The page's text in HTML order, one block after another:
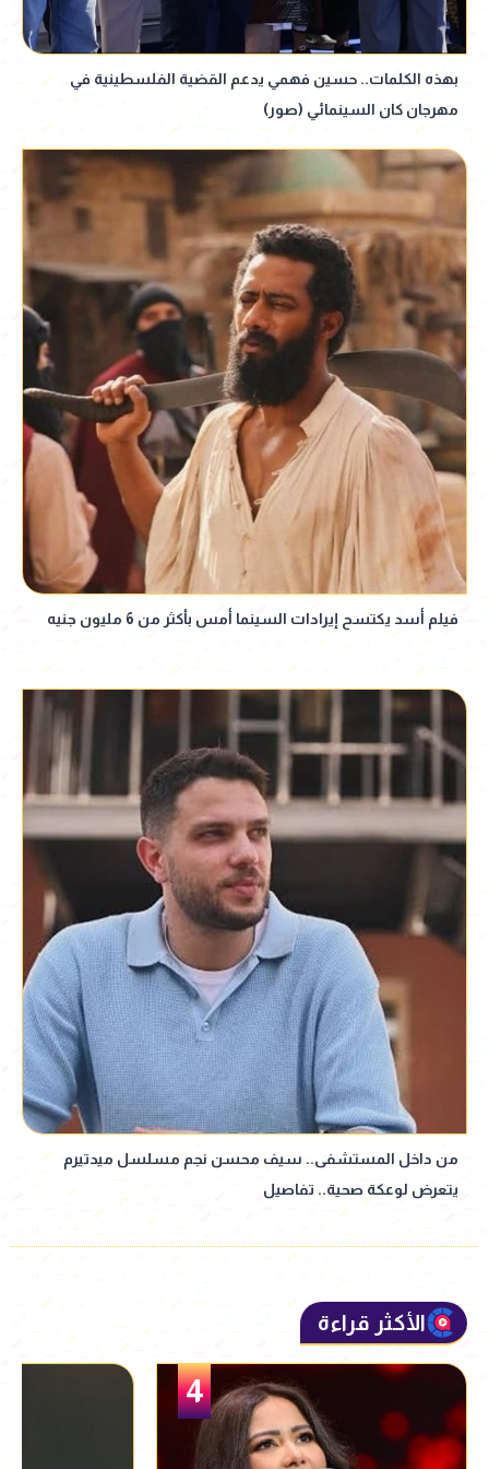
بهذه الكلمات.. حسين فهمي يدعم القضية الفلسطينية في
مهرجان كان السينمائي (صور)
فيلم أسد يكتسح إيرادات السينما أمس بأكثر من 6 مليون جنيه
من داخل المستشفى.. سيف محسن نجم مسلسل ميدتيرم
يتعرض لوعكة صحية.. تفاصيل
الأكثر قراءة
5